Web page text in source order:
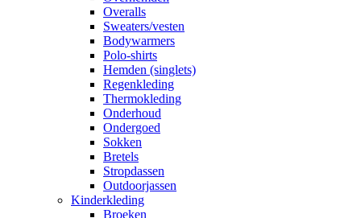
Overalls
Sweaters/vesten
Bodywarmers
Polo-shirts
Hemden (singlets)
Regenkleding
Thermokleding
Onderhoud
Ondergoed
Sokken
Bretels
Stropdassen
Outdoorjassen
Kinderkleding
Broeken